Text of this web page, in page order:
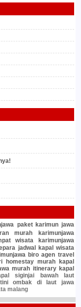
paket karimun jawa
murah
karimunjawa
wisata karimunjawa
jadwal kapal wisata
biro agen travel
homestay murah
kapal
murah itinerary kapal
siginjai
bawah laut
ombak di laut jawa
malang